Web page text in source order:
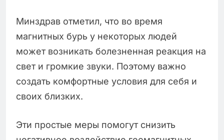
Минздрав отметил, что во время
магнитных бурь у некоторых людей
может возникать болезненная реакция на
свет и громкие звуки. Поэтому важно
создать комфортные условия для себя и
своих близких.
Эти простые меры помогут снизить